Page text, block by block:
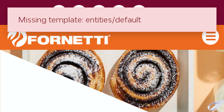
Missing template: entities/default